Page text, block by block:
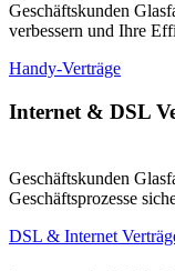
Geschäftskunden
verbessern und Ihre
Handy-Verträge
Internet & DSL
Geschäftskunden
Geschäftsprozesse
DSL & Internet